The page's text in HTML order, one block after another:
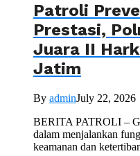
Patroli
Prestasi,
Juara II
Jatim
By adminJuly 22, 2026
BERITA PATROLI –
dalam menjalankan
keamanan dan